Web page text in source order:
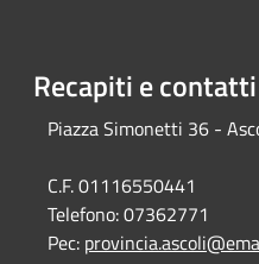
Recapiti e contatti
Piazza Simonetti 36 -
C.F. 01116550441
Telefono:07362771
Pec: